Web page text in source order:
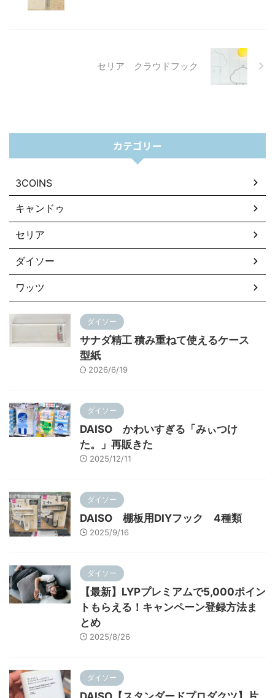
セリア クラウドフック
カテゴリー
3COINS
キャンドゥ
セリア
ダイソー
ワッツ
ダイソー
サナダ精工 積み重ねて使えるケース
型紙
2026/6/19
ダイソー
DAISO かわいすぎる「みぃつけ
た。」再販きた
2025/12/11
ダイソー
DAISO 棚板用DIYフック 4種類
2025/9/16
ダイソー
【最新】LYPプレミアムで5,000ポイン
トもらえる！キャンペーン登録方法ま
とめ
2025/8/26
ダイソー